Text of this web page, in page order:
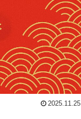
2025.11.25